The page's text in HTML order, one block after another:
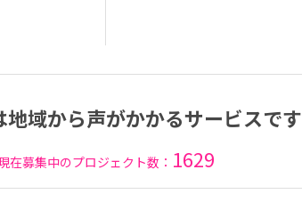
地域から声がかかるサービスです
在募集中のプロジェクト数： 1629